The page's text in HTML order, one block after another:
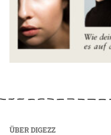
ÜBER DIGEZZ